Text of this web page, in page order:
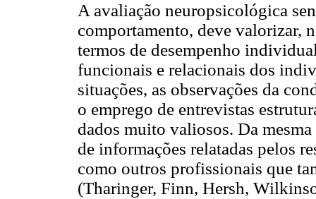
A avaliação neuropsicológica
comportamento, deve valorizar,
termos de desempenho
funcionais e relacionais dos
situações, as observações da
o emprego de entrevistas
dados muito valiosos. Da
de informações relatadas pelos
como outros profissionais que
(Tharinger, Finn, Hersh,